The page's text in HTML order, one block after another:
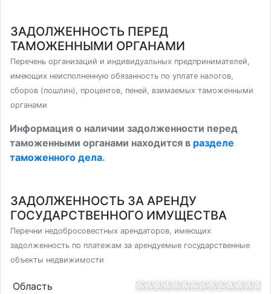
ЗАДОЛЖЕННОСТЬ ПЕРЕД
ТАМОЖЕННЫМИ ОРГАНАМИ
Перечень организаций и индивидуальных предпринимателей,
имеющих неисполненную обязанность по уплате налогов,
сборов (пошлин), процентов, пеней, взимаемых таможенными
органами
Информация о наличии задолженности перед
таможенными органами находится в разделе
таможенного дела.
ЗАДОЛЖЕННОСТЬ ЗА АРЕНДУ
ГОСУДАРСТВЕННОГО ИМУЩЕСТВА
Перечни недобросовестных арендаторов, имеющих
задолженность по платежам за арендуемые государственные
объекты недвижимости
Область